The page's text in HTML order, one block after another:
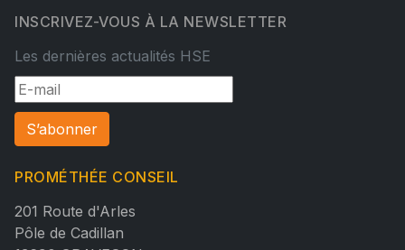
INSCRIVEZ-VOUS À LA NEWSLETTER
Les dernières actualités HSE
S’abonner
PROMÉTHÉE CONSEIL
201 Route d'Arles
Pôle de Cadillan